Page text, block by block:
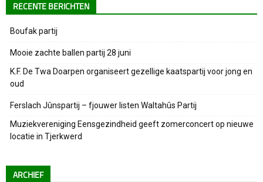
RECENTE BERICHTEN
Boufak partij
Mooie zachte ballen partij 28 juni
K.F. De Twa Doarpen organiseert gezellige kaatspartij voor jong en
oud
Ferslach Jûnspartij – fjouwer listen Waltahûs Partij
Muziekvereniging Eensgezindheid geeft zomerconcert op nieuwe
locatie in Tjerkwerd
ARCHIEF